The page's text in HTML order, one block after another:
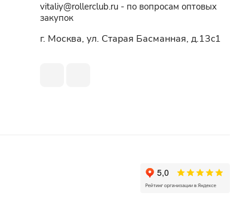
vitaliy@rollerclub.ru - по вопросам оптовых
закупок
г. Москва, ул. Старая Басманная, д.13c1